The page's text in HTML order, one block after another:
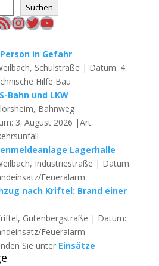
Suchen
Feed
Instagram
Twitter
YouTube
in Gefahr
Schulstraße | Datum: 4.
Hilfe Bau
Bahn und LKW
Bahnweg
3. August 2026 |Art:
Lagerhalle
Industriestraße | Datum:
Feueralarm
nach Kriftel: Brand einer
Gutenbergstraße | Datum:
Feueralarm
Sie unter Einsätze